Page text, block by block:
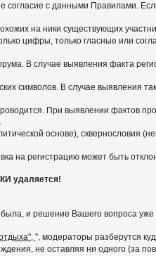
согласие с данными Правилами.
на ники существующих
цифры, только гласные или
В случае выявления факта
символов. В случае выявления
При выявлении фактов
основе), сквернословия
на регистрацию может быть
удаляется!
была, и решение Вашего вопроса
", модераторы разберутся
не оставляя ни одного (за